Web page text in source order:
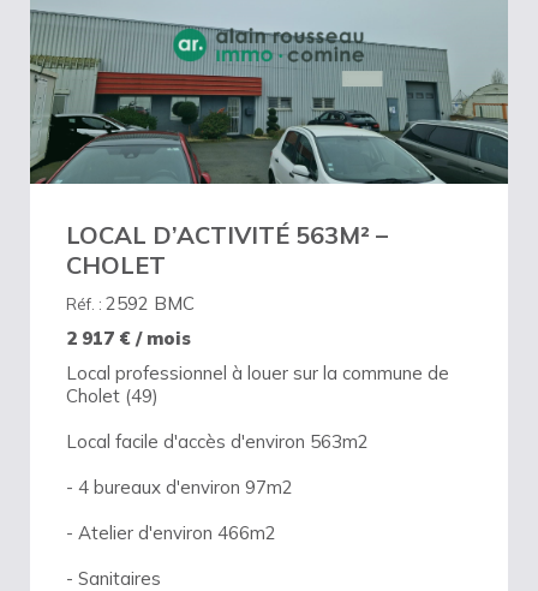
LOCAL D’ACTIVITÉ 563M² –
CHOLET
Réf. : 2592 BMC
2 917 € / mois
Local professionnel à louer sur la commune de
Cholet (49)
Local facile d'accès d'environ 563m2
- 4 bureaux d'environ 97m2
- Atelier d'environ 466m2
- Sanitaires